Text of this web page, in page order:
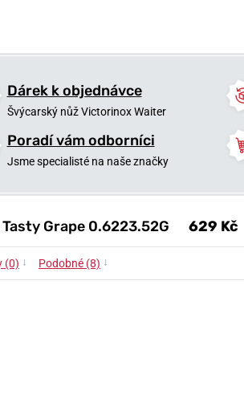
Dárek k objednávce
Švýcarský nůž Victorinox Waiter
Poradí vám odborníci
Jsme specialisté na naše značky
Grape 0.6223.52G 629 Kč
(0) ↓ Podobné (8) ↓